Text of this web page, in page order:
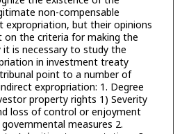
non-compensable
expropriation, but their opinions
on the criteria for making the
is necessary to study the
in investment treaty
point to a number of
expropriation: 1. Degree
property rights 1) Severity
loss of control or enjoyment
measures 2.